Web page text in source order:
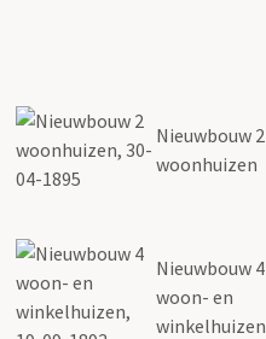
Nieuwbouw 2
woonhuizen
Nieuwbouw 4
woon- en
winkelhuizen